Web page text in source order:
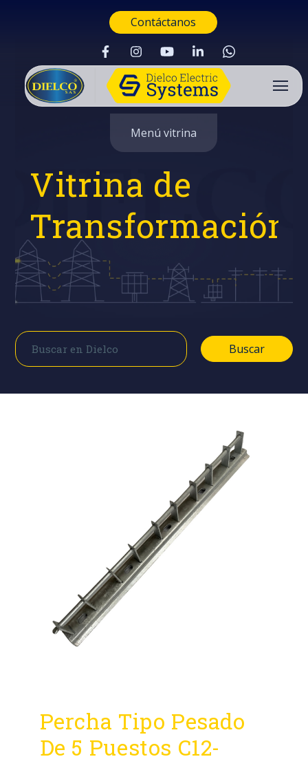
Contáctanos
Buscar
Menú vitrina
Vitrina de
Transformación
Buscar
Buscar
Percha Tipo Pesado
De 5 Puestos C12-